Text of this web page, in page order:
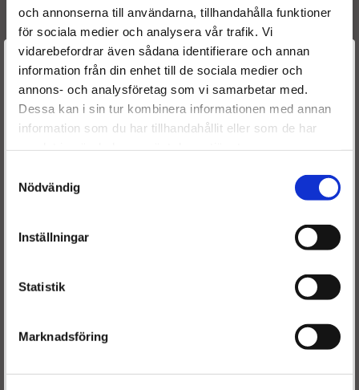
och annonserna till användarna, tillhandahålla funktioner
för sociala medier och analysera vår trafik. Vi
vidarebefordrar även sådana identifierare och annan
information från din enhet till de sociala medier och
annons- och analysföretag som vi samarbetar med.
Dessa kan i sin tur kombinera informationen med annan
information som du har tillhandahållit eller som de har
Nödvändig
Inställningar
Statistik
Marknadsföring
Hk
Kw
: 99
År
: 2001 -
Originalnummer
0986437302 BOSCH
0445010033BOSCH
1670000Q0D
8200017377
Välkommen till
Dieselspecialisten.se
För att förbättra din upplevelse på vår hemsida ber vi dig
välja vilken kategori du tillhör